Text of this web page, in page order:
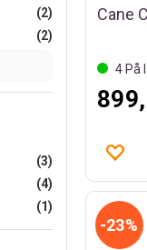
(2)
(2)
(3)
(4)
(1)
4På
23%